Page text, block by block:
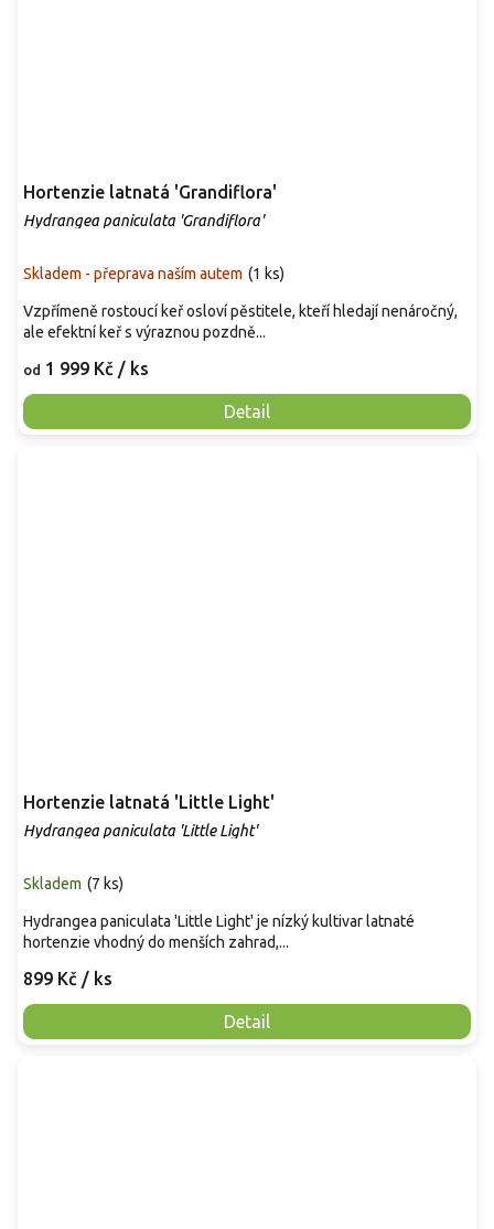
Hortenzie latnatá 'Grandiflora'
Hydrangea paniculata 'Grandiflora'
Skladem - přeprava naším autem (1 ks)
od 1 999 Kč / ks
Detail
Vzpřímeně rostoucí keř osloví pěstitele, kteří hledají nenáročný,
ale efektní keř s výraznou pozdně...
Hortenzie latnatá 'Little Light'
Hydrangea paniculata 'Little Light'
Skladem (7 ks)
899 Kč / ks
Detail
Hydrangea paniculata 'Little Light' je nízký kultivar latnaté
hortenzie vhodný do menších zahrad,...